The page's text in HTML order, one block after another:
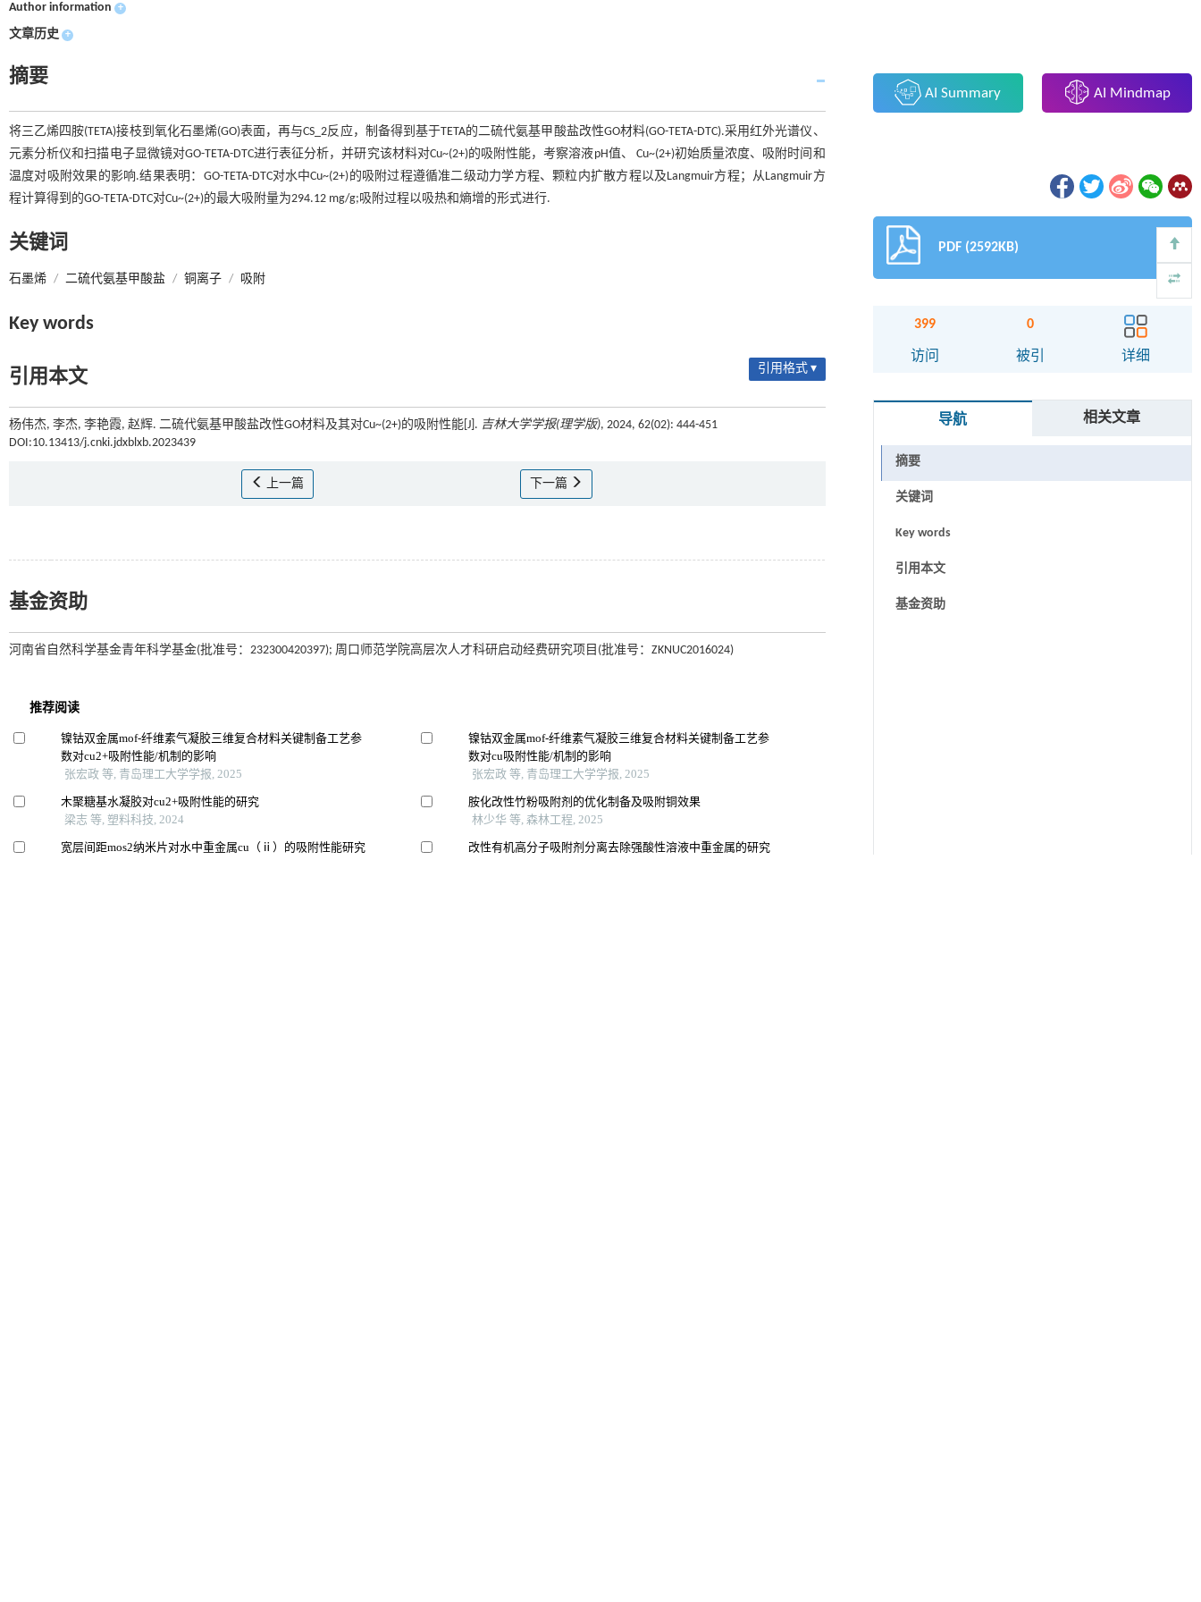
Author information +
文章历史 +
摘要
将三乙烯四胺(TETA)接枝到氧化石墨烯(GO)表面，再与CS_2反应，制备得到基于TETA的二硫代氨基甲酸盐改性GO材料(GO-TETA-DTC).采用红外光谱仪、
元素分析仪和扫描电子显微镜对GO-TETA-DTC进行表征分析，并研究该材料对Cu~(2+)的吸附性能，考察溶液pH值、 Cu~(2+)初始质量浓度、吸附时间和
温度对吸附效果的影响.结果表明：GO-TETA-DTC对水中Cu~(2+)的吸附过程遵循准二级动力学方程、颗粒内扩散方程以及Langmuir方程；从Langmuir方
程计算得到的GO-TETA-DTC对Cu~(2+)的最大吸附量为294.12 mg/g;吸附过程以吸热和熵增的形式进行.
关键词
石墨烯 / 二硫代氨基甲酸盐 / 铜离子 / 吸附
Key words
引用本文 引用格式 ▾
杨伟杰, 李杰, 李艳霞, 赵辉. 二硫代氨基甲酸盐改性GO材料及其对Cu~(2+)的吸附性能[J]. 吉林大学学报(理学版), 2024, 62(02): 444-451
DOI:10.13413/j.cnki.jdxblxb.2023439
上一篇 下一篇
基金资助
河南省自然科学基金青年科学基金(批准号：232300420397); 周口师范学院高层次人才科研启动经费研究项目(批准号：ZKNUC2016024)
AI Summary AI Mindmap
PDF (2592KB)
399
访问
0
被引 详细
导航 相关文章
摘要
关键词
Key words
引用本文
基金资助